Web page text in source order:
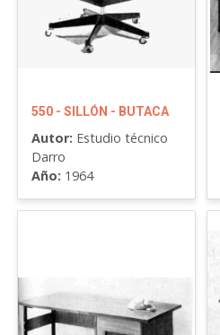
550 - SILLÓN - BUTACA
Autor: Estudio técnico
Darro
Año: 1964